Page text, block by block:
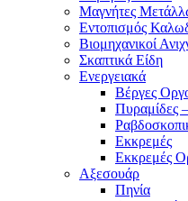
Μαγνήτες
Εντοπισμός
Βιομηχανικοί
Σκαπτικά Είδη
Ενεργειακά
Βέργες
Πυραμίδες
Εκκρεμές
Εκκρεμές
Αξεσουάρ
Πηνία